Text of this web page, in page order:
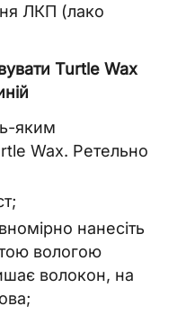
ЛКП (лако
Turtle Wax
яким
Wax. Ретельно
нанесіть
вологою
волокон, на